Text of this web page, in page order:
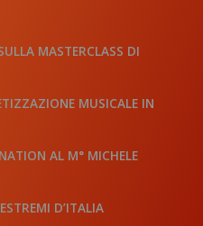
MASTERCLASS DI
MUSICALE IN
AL M° MICHELE
D’ITALIA